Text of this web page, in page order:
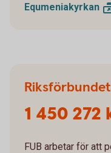
Equmeniakyrkan
Riksförbundet
1 450 272
FUB arbetar för att